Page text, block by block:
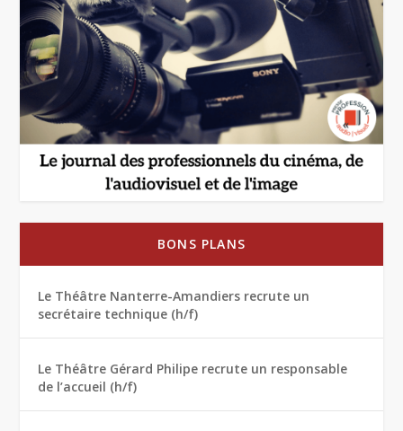
BONS PLANS
Le Théâtre Nanterre-Amandiers recrute un
secrétaire technique (h/f)
Le Théâtre Gérard Philipe recrute un responsable
de l’accueil (h/f)